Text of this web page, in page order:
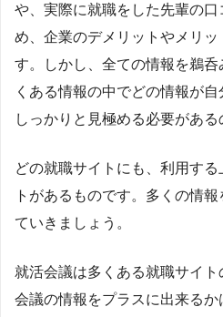
や、実際に就職をした先輩の
め、企業のデメリットやメリ
す。しかし、全ての情報を鵜
くある情報の中でどの情報が
しっかりと見極める必要がある
どの就職サイトにも、利用す
トがあるものです。多くの情
ていきましょう。
就活会議は多くある就職サイ
会議の情報をプラスに出来る